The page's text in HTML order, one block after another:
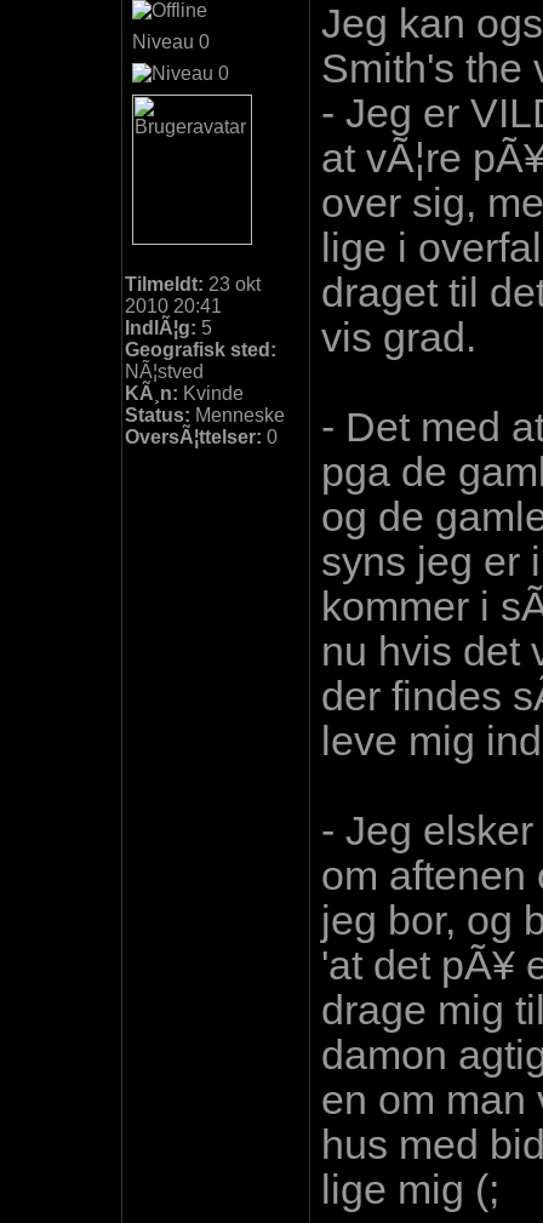
Niveau 0
Tilmeldt: 23 okt
2010 20:41
IndlÃ¦g: 5
Geografisk sted:
NÃ¦stved
KÃ¸n: Kvinde
Status: Menneske
OversÃ¦ttelser: 0
Jeg kan
Smith's the
- Jeg er
at vÃ¦re
over sig,
lige i
draget til
vis grad.
- Det med
pga de
og de
syns jeg er
kommer i
nu hvis det
der findes
leve mig
- Jeg
om aftenen
jeg bor, og
'at det pÃ¥
drage mig
damon
en om man
hus med
lige mig (;